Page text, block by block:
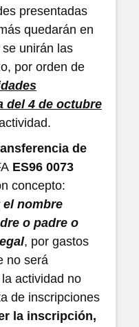
presentadas
quedarán en
se unirán las
por orden de
del 4 de octubre
de
ES96 0073
concepto:
nombre
o padre o
, por gastos
no será
actividad no
de inscripciones
la inscripción,